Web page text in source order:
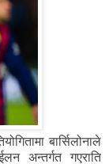
बार्सिलोनाले
अन्तर्गत गएराति